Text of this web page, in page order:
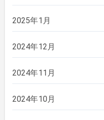
2025年1月
2024年12月
2024年11月
2024年10月